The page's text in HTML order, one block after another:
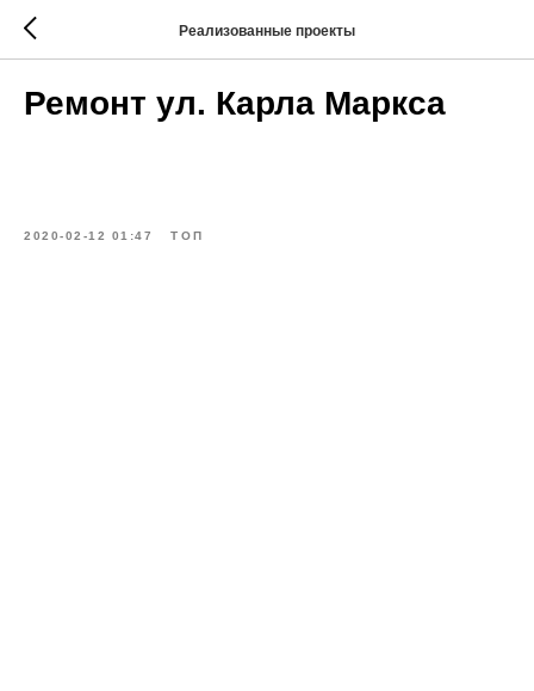
Реализованные проекты
Ремонт ул. Карла Маркса
2020-02-12 01:47 ТОП